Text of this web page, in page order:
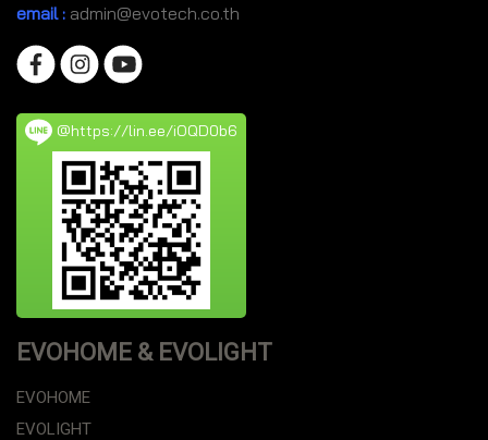
email : admin@evotech.co.th
@https://lin.ee/iOQD0b6
EVOHOME & EVOLIGHT
EVOHOME
EVOLIGHT